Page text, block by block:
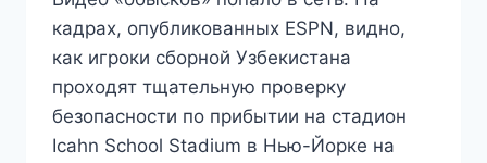
кадрах, опубликованных ESPN, видно,
как игроки сборной Узбекистана
проходят тщательную проверку
безопасности по прибытии на стадион
Icahn School Stadium в Нью-Йорке на